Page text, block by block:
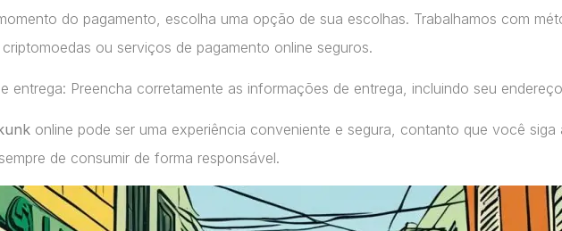
do pagamento, escolha uma opção de sua escolhas. Trabalhamos com
ou serviços de pagamento online seguros.
entrega: Preencha corretamente as informações de entrega, incluindo seu
online pode ser uma experiência conveniente e segura, contanto que você
de consumir de forma responsável.